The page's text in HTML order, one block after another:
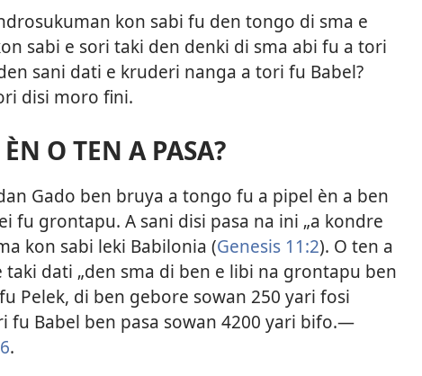
kon sabi fu den tongo di sma e
sabi e sori taki den denki di sma abi fu a tori
sani dati e kruderi nanga a tori fu Babel?
disi moro fini.
O TEN A PASA?
Gado ben bruya a tongo fu a pipel èn a ben
fu grontapu. A sani disi pasa na ini „a kondre
kon sabi leki Babilonia (Genesis 11:2). O ten a
taki dati „den sma di ben e libi na grontapu ben
Pelek, di ben gebore sowan 250 yari fosi
fu Babel ben pasa sowan 4200 yari bifo.—
.